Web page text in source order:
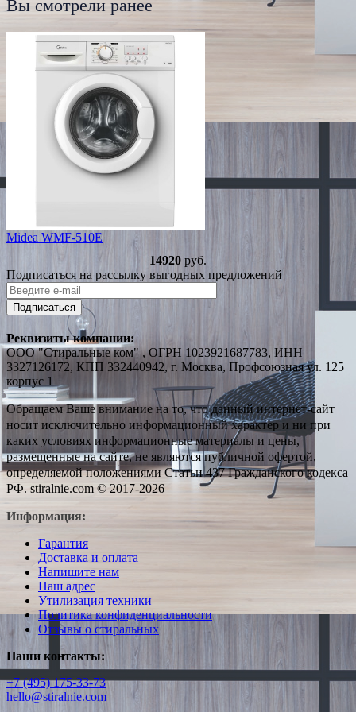
Вы смотрели ранее
Midea WMF-510E
14920 руб.
Подписаться на рассылку выгодных предложений
Подписаться
Реквизиты компании:
ООО "Стиральные ком" , ОГРН 1023921687783, ИНН
3327126172, КПП 332440942, г. Москва, Профсоюзная ул. 125
корпус 1
Обращаем Ваше внимание на то, что данный интернет-сайт
носит исключительно информационный характер и ни при
каких условиях информационные материалы и цены,
размещенные на сайте, не являются публичной офертой,
определяемой положениями Статьи 437 Гражданского кодекса
РФ. stiralnie.com © 2017-2026
Информация:
Гарантия
Доставка и оплата
Напишите нам
Наш адрес
Утилизация техники
Политика конфиденциальности
Отзывы о стиральных
Наши контакты:
+7 (495) 175-33-73
hello@stiralnie.com